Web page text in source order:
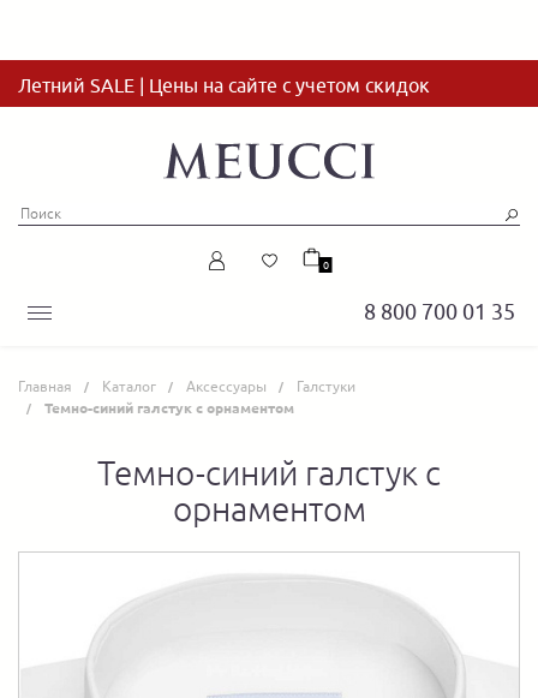
Летний SALE | Цены на сайте с учетом скидок
8 800 700 01 35
0
Главная Каталог Аксессуары Галстуки
Темно-синий галстук с орнаментом
Темно-синий галстук с
орнаментом